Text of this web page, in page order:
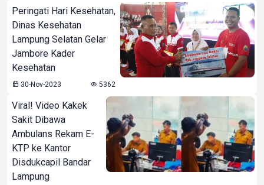
Peringati Hari Kesehatan,
Dinas Kesehatan
Lampung Selatan Gelar
Jambore Kader
Kesehatan
30-Nov-2023 5362
Viral! Video Kakek
Sakit Dibawa
Ambulans Rekam E-
KTP ke Kantor
Disdukcapil Bandar
Lampung